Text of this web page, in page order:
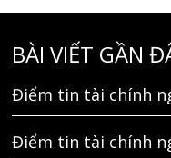
BÀI VIẾT GẦN
Điểm tin tài chính
Điểm tin tài chính